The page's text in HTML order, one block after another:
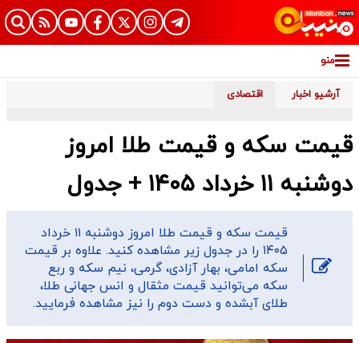
منو
آرشیو اخبار اقتصادی
قیمت سکه و قیمت طلا امروز
دوشنبه ۱۱ خرداد ۱۴۰۵ + جدول
قیمت سکه و قیمت طلا امروز دوشنبه ۱۱ خرداد
۱۴۰۵ را در جدول زیر مشاهده کنید. علاوه بر قیمت
سکه امامی، بهار آزادی، گرمی، نیم سکه و ربع
سکه می‌توانید قیمت مثقال و انس جهانی طلا،
طلای آبشده و دست دوم را نیز مشاهده فرمایید.